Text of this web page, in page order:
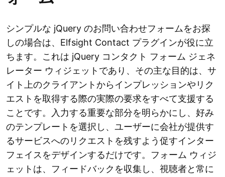
シンプルな jQuery のお問い合わせフォームをお探
しの場合は、Elfsight Contact プラグインが役に立
ちます。これは jQuery コンタクト フォーム ジェネ
レーター ウィジェットであり、その主な目的は、サ
イト上のクライアントからインプレッションやリク
エストを取得する際の実際の要求をすべて支援する
ことです。入力する重要な部分を明らかにし、好み
のテンプレートを選択し、ユーザーに会社が提供す
るサービスへのリクエストを残すよう促すインター
フェイスをデザインするだけです。フォーム ウィジ
ェットは、フィードバックを収集し、視聴者と常に